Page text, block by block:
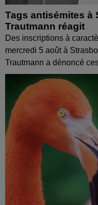
Tags antisémites à
Trautmann réagit
Des inscriptions à
mercredi 5 août à
Trautmann a dénoncé